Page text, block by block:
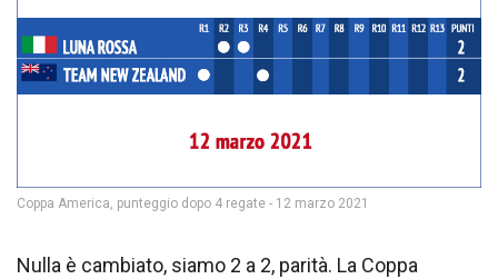
Coppa America, punteggio dopo 4 regate - 12 marzo 2021
Nulla è cambiato, siamo 2 a 2, parità. La Coppa